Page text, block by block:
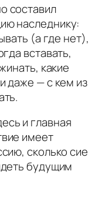
составил
наследнику:
(а где нет),
вставать,
какие
даже — с кем из
и главная
имеет
сколько сие
будущим